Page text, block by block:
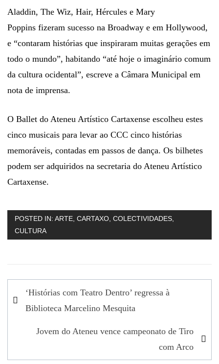
Aladdin, The Wiz, Hair, Hércules e Mary
Poppins fizeram sucesso na Broadway e em Hollywood,
e “contaram histórias que inspiraram muitas gerações em
todo o mundo”, habitando “até hoje o imaginário comum
da cultura ocidental”, escreve a Câmara Municipal em
nota de imprensa.
O Ballet do Ateneu Artístico Cartaxense escolheu estes
cinco musicais para levar ao CCC cinco histórias
memoráveis, contadas em passos de dança. Os bilhetes
podem ser adquiridos na secretaria do Ateneu Artístico
Cartaxense.
POSTED IN: ARTE CARTAXO COLECTIVIDADES
CULTURA
Navegação
de
‘Histórias com Teatro Dentro’ regressa à
Biblioteca Marcelino Mesquita
Jovem do Ateneu vence campeonato de Tiro
com Arco